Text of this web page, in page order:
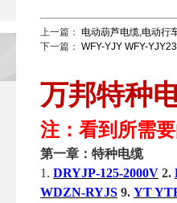
上一篇： 电动葫芦电缆,电动行
下一篇： WFY-YJY WFY-
万邦特种
注：看到所需
第一章：特种电缆
1. DRYJP-125-2000V 2.
WDZN-RYJS 9. YT